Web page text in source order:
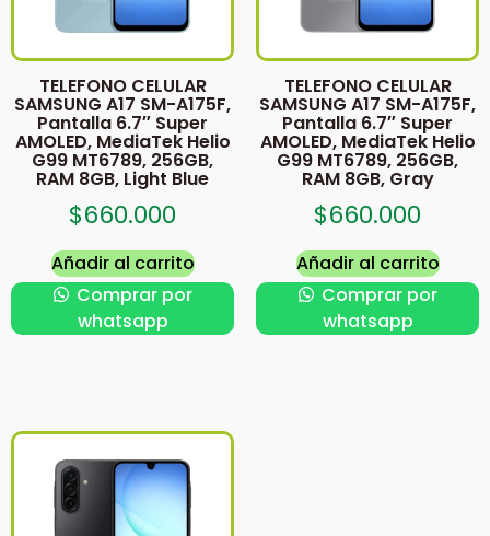
TELEFONO CELULAR
SAMSUNG A17 SM-A175F,
Pantalla 6.7″ Super
AMOLED, MediaTek Helio
G99 MT6789, 256GB,
RAM 8GB, Light Blue
$660.000
Añadir al carrito
Comprar por
whatsapp
TELEFONO CELULAR
SAMSUNG A17 SM-A175F,
Pantalla 6.7″ Super
AMOLED, MediaTek Helio
G99 MT6789, 256GB,
RAM 8GB, Gray
$660.000
Añadir al carrito
Comprar por
whatsapp